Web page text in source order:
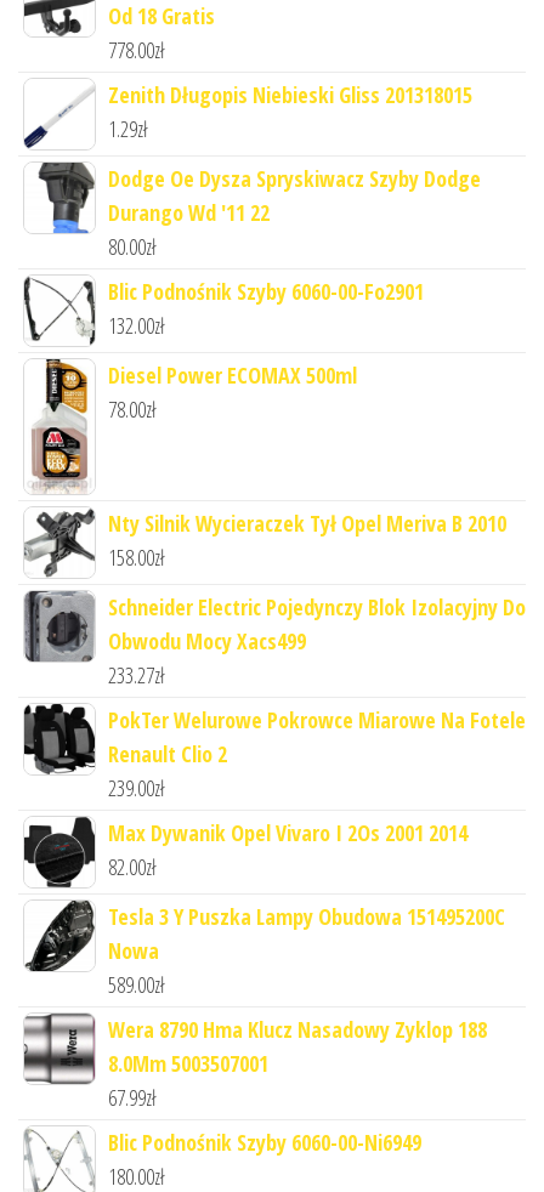
Od 18 Gratis
778.00zł
Zenith Długopis Niebieski Gliss 201318015
1.29zł
Dodge Oe Dysza Spryskiwacz Szyby Dodge
Durango Wd '11 22
80.00zł
Blic Podnośnik Szyby 6060-00-Fo2901
132.00zł
Diesel Power ECOMAX 500ml
78.00zł
Nty Silnik Wycieraczek Tył Opel Meriva B 2010
158.00zł
Schneider Electric Pojedynczy Blok Izolacyjny Do
Obwodu Mocy Xacs499
233.27zł
PokTer Welurowe Pokrowce Miarowe Na Fotele
Renault Clio 2
239.00zł
Max Dywanik Opel Vivaro I 2Os 2001 2014
82.00zł
Tesla 3 Y Puszka Lampy Obudowa 151495200C
Nowa
589.00zł
Wera 8790 Hma Klucz Nasadowy Zyklop 188
8.0Mm 5003507001
67.99zł
Blic Podnośnik Szyby 6060-00-Ni6949
180.00zł